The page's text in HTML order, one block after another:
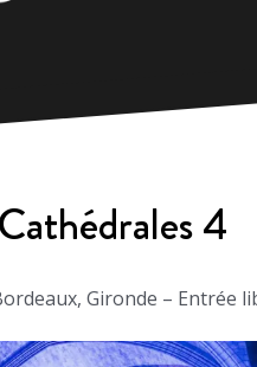
4
Gironde – Entrée